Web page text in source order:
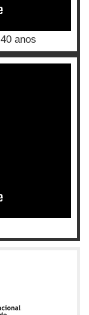
anos